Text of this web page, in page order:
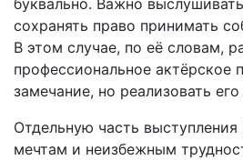
буквально. Важно
сохранять право принимать
В этом случае, по её словам,
профессиональное актёрское
замечание, но реализовать
Отдельную часть
мечтам и неизбежным